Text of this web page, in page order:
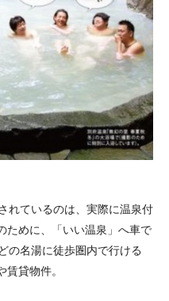
れているのは、実際に温泉付
ために、「いい温泉」へ車で
の名湯に徒歩圏内で行ける
貸物件。